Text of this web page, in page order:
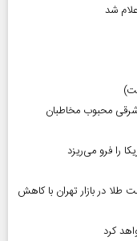
شد
محبوب مخاطبان
را فرو می‌ریزد
۱۱ مرداد ۱۴۰۵ | افت قیمت طلا در بازار تهران با کاهش
کرد